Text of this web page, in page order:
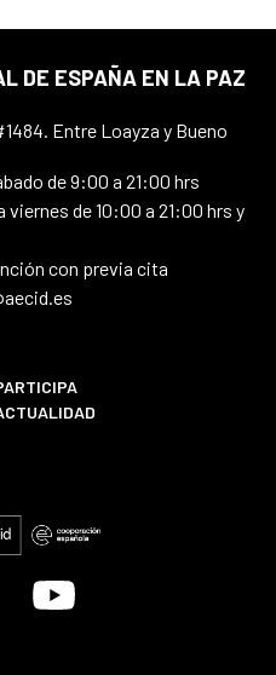
DE ESPAÑA EN LA PAZ
Entre Loayza y Bueno
de 9:00 a 21:00 hrs
de 10:00 a 21:00 hrs y
con previa cita
Youtube